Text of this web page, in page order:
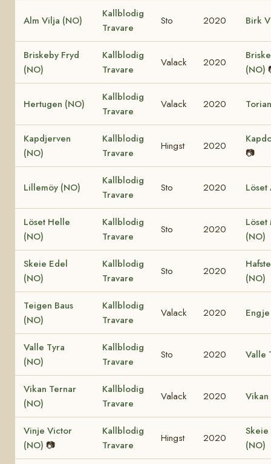
Alm Vilja (NO)
Kallblodig
Travare
Sto 2020 Birk
Briskeby Fryd
(NO)
Kallblodig
Travare
Valack 2020
(NO)
Hertugen (NO)
Kallblodig
Travare
Valack 2020
Kapdjerven
(NO)
Kallblodig
Travare
Hingst 2020
📷
Lillemöy (NO)
Kallblodig
Travare
Sto 2020 Löset
Löset Helle
(NO)
Kallblodig
Travare
Sto 2020
(NO)
Skeie Edel
(NO)
Kallblodig
Travare
Sto 2020
(NO)
Teigen Baus
(NO)
Kallblodig
Travare
Valack 2020
Valle Tyra
(NO)
Kallblodig
Travare
Sto 2020 Valle
Vikan Ternar
(NO)
Kallblodig
Travare
Valack 2020
Vinje Victor
(NO) 📷
Kallblodig
Travare
Hingst 2020
Skeie
(NO)